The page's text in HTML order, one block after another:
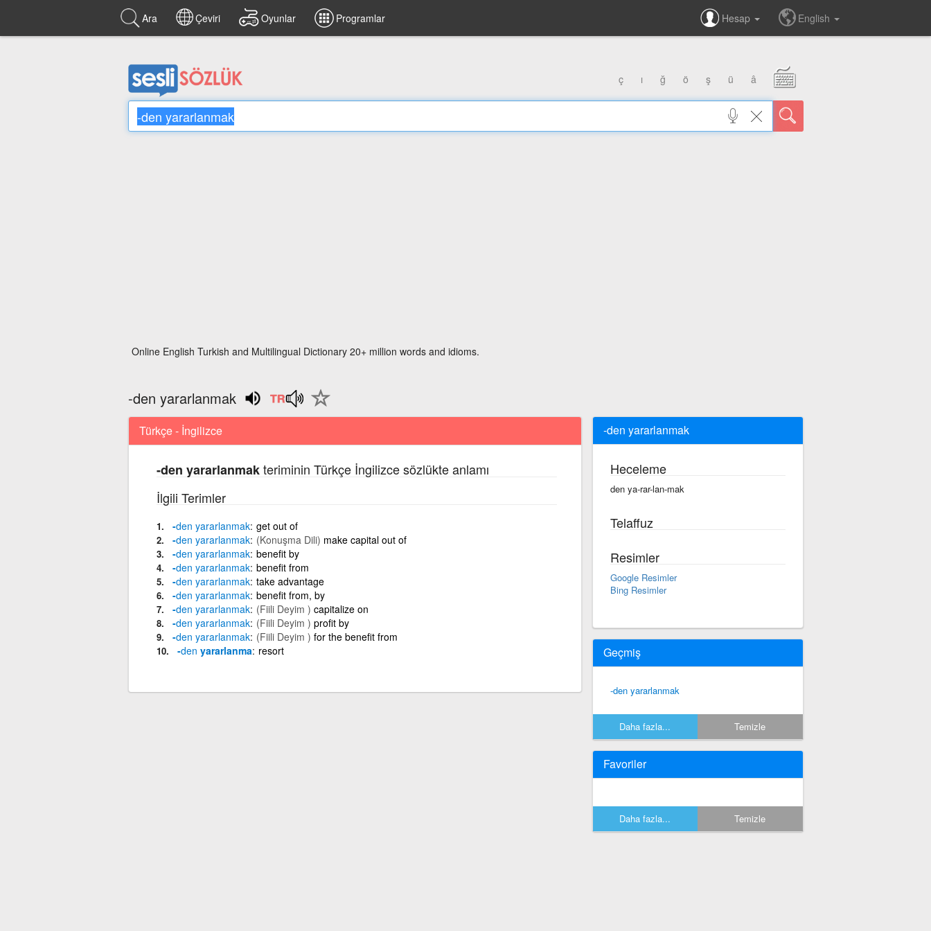
Ara Çeviri Oyunlar Programlar Hesap English
ç ı ğ ö ş ü â
Online English Turkish and Multilingual Dictionary 20+ million words and idioms.
-den yararlanmak
Türkçe - İngilizce
-den yararlanmakteriminin Türkçe İngilizce sözlükte anlamı
İlgili Terimler
-den yararlanmak get out of
-den yararlanmak (Konuşma Dili) make capital out of
-den yararlanmak benefit by
-den yararlanmak benefit from
-den yararlanmak take advantage
-den yararlanmak benefit from, by
-den yararlanmak (Fiili Deyim ) capitalize on
-den yararlanmak (Fiili Deyim ) profit by
-den yararlanmak (Fiili Deyim ) for the benefit from
-den yararlanma resort
-den yararlanmak
Heceleme
den ya-rar-lan-mak
Telaffuz
Resimler
Google Resimler
Bing Resimler
Geçmiş
-den yararlanmak
Daha fazla... Temizle
Favoriler
Daha fazla... Temizle